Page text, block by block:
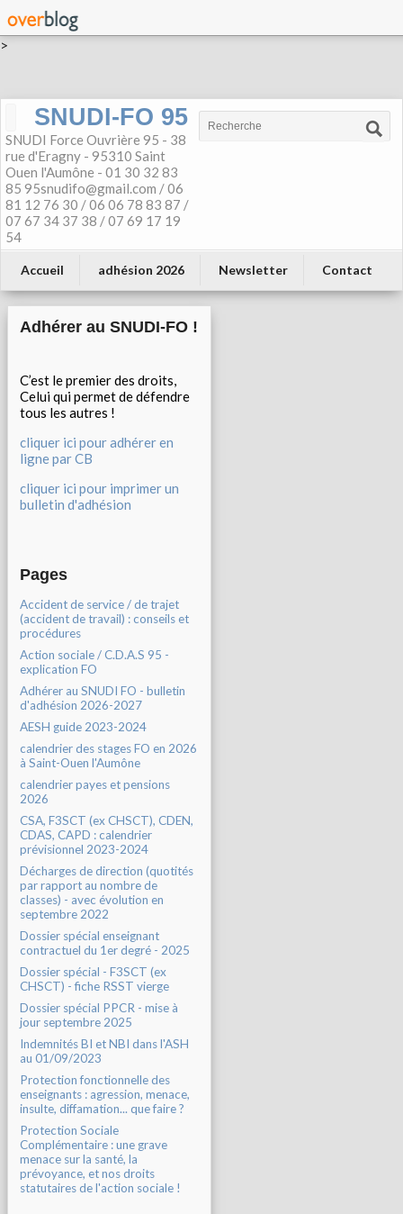
>
SNUDI-FO 95
SNUDI Force Ouvrière 95 - 38
rue d'Eragny - 95310 Saint
Ouen l'Aumône - 01 30 32 83
85 95snudifo@gmail.com / 06
81 12 76 30 / 06 06 78 83 87 /
07 67 34 37 38 / 07 69 17 19
54
Accueil adhésion 2026 Newsletter Contact
Adhérer au SNUDI-FO !
C’est le premier des droits,
Celui qui permet de défendre
tous les autres !
cliquer ici pour adhérer en
ligne par CB
cliquer ici pour imprimer un
bulletin d'adhésion
Pages
Accident de service / de trajet
(accident de travail) : conseils et
procédures
Action sociale / C.D.A.S 95 -
explication FO
Adhérer au SNUDI FO - bulletin
d'adhésion 2026-2027
AESH guide 2023-2024
calendrier des stages FO en 2026
à Saint-Ouen l'Aumône
calendrier payes et pensions
2026
CSA, F3SCT (ex CHSCT), CDEN,
CDAS, CAPD : calendrier
prévisionnel 2023-2024
Décharges de direction (quotités
par rapport au nombre de
classes) - avec évolution en
septembre 2022
Dossier spécial enseignant
contractuel du 1er degré - 2025
Dossier spécial - F3SCT (ex
CHSCT) - fiche RSST vierge
Dossier spécial PPCR - mise à
jour septembre 2025
Indemnités BI et NBI dans l'ASH
au 01/09/2023
Protection fonctionnelle des
enseignants : agression, menace,
insulte, diffamation... que faire ?
Protection Sociale
Complémentaire : une grave
menace sur la santé, la
prévoyance, et nos droits
statutaires de l'action sociale !